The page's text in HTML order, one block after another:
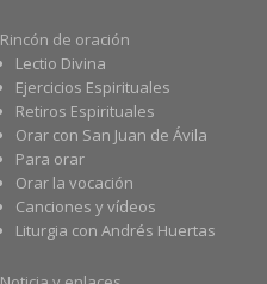
Rincón de oración
Lectio Divina
Ejercicios Espirituales
Retiros Espirituales
Orar con San Juan de Ávila
Para orar
Orar la vocación
Canciones y vídeos
Liturgia con Andrés Huertas